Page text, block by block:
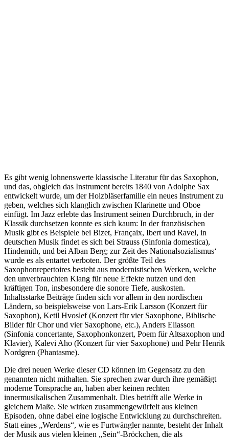
Es gibt wenig lohnenswerte klassische Literatur für das Saxophon,
und das, obgleich das Instrument bereits 1840 von Adolphe Sax
entwickelt wurde, um der Holzbläserfamilie ein neues Instrument zu
geben, welches sich klanglich zwischen Klarinette und Oboe
einfügt. Im Jazz erlebte das Instrument seinen Durchbruch, in der
Klassik durchsetzen konnte es sich kaum: In der französischen
Musik gibt es Beispiele bei Bizet, Françaix, Ibert und Ravel, in
deutschen Musik findet es sich bei Strauss (Sinfonia domestica),
Hindemith, und bei Alban Berg; zur Zeit des Nationalsozialismus‘
wurde es als entartet verboten. Der größte Teil des
Saxophonrepertoires besteht aus modernistischen Werken, welche
den unverbrauchten Klang für neue Effekte nutzen und den
kräftigen Ton, insbesondere die sonore Tiefe, auskosten.
Inhaltsstarke Beiträge finden sich vor allem in den nordischen
Ländern, so beispielsweise von Lars-Erik Larsson (Konzert für
Saxophon), Ketil Hvoslef (Konzert für vier Saxophone, Biblische
Bilder für Chor und vier Saxophone, etc.), Anders Eliasson
(Sinfonia concertante, Saxophonkonzert, Poem für Altsaxophon und
Klavier), Kalevi Aho (Konzert für vier Saxophone) und Pehr Henrik
Nordgren (Phantasme).
Die drei neuen Werke dieser CD können im Gegensatz zu den
genannten nicht mithalten. Sie sprechen zwar durch ihre gemäßigt
moderne Tonsprache an, haben aber keinen rechten
innermusikalischen Zusammenhalt. Dies betrifft alle Werke in
gleichem Maße. Sie wirken zusammengewürfelt aus kleinen
Episoden, ohne dabei eine logische Entwicklung zu durchschreiten.
Statt eines „Werdens“, wie es Furtwängler nannte, besteht der Inhalt
der Musik aus vielen kleinen „Sein“-Bröckchen, die als